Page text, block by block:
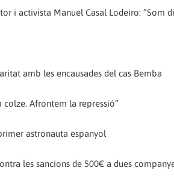
i activista Manuel Casal Lodeiro: ”Som
amb les encausades del cas Bemba
colze. Afrontem la repressió”
astronauta espanyol
les sancions de 500€ a dues